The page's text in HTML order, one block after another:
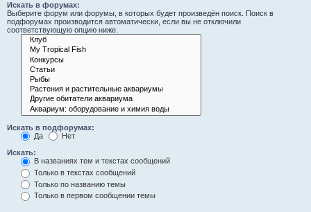
Искать в форумах:
Выберите форум или форумы, в которых будет произведён поиск. Поиск в
подфорумах производится автоматически, если вы не отключили
соответствующую опцию ниже.
Искать в подфорумах:
Да
Нет
Искать:
В названиях тем и текстах сообщений
Только в текстах сообщений
Только по названию темы
Только в первом сообщении темы